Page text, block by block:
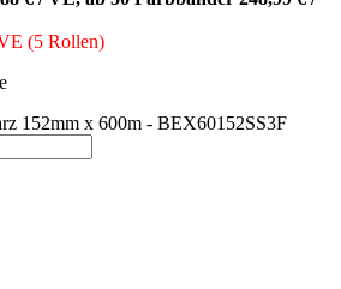
(5 Rollen)
152mm x 600m - BEX60152SS3F